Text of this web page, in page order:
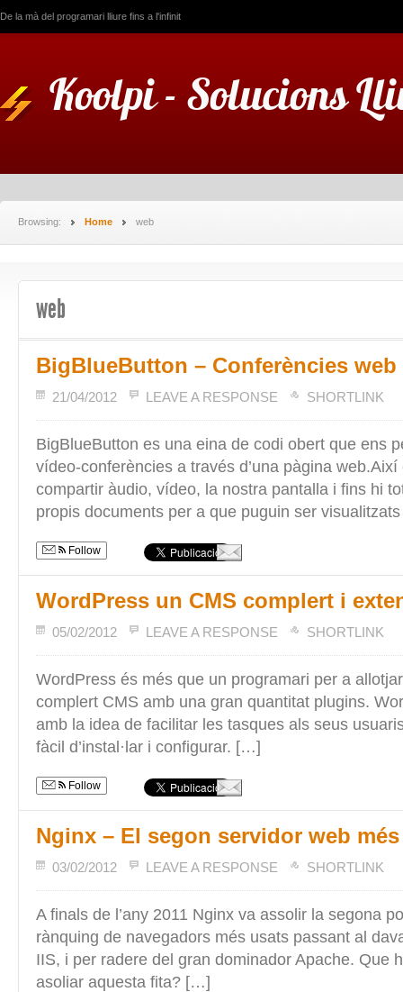
De la mà del programari lliure fins a l'infinit
Koolpi - Solucions
Browsing: Home web
web
BigBlueButton – Conferències web
21/04/2012 LEAVE A RESPONSE SHORTLINK
BigBlueButton es una eina de codi obert que ens
vídeo-conferències a través d’una pàgina web.Així
compartir àudio, vídeo, la nostra pantalla i fins hi
propis documents per a que puguin ser
Follow
WordPress un CMS complert i
05/02/2012 LEAVE A RESPONSE SHORTLINK
WordPress és més que un programari per a
complert CMS amb una gran quantitat plugins.
amb la idea de facilitar les tasques als seus
fàcil d’instal·lar i configurar. […]
Follow
Nginx – El segon servidor web
03/02/2012 LEAVE A RESPONSE SHORTLINK
A finals de l’any 2011 Nginx va assolir la segona
rànquing de navegadors més usats passant al
IIS, i per radere del gran dominador Apache. Que
asoliar aquesta fita? […]